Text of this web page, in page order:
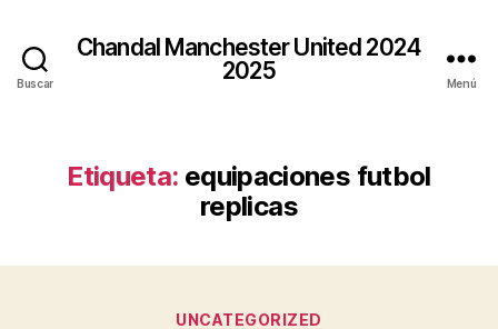
Buscar
Chandal Manchester United 2024
2025
Menú
Etiqueta: equipaciones futbol
replicas
Categorías
UNCATEGORIZED